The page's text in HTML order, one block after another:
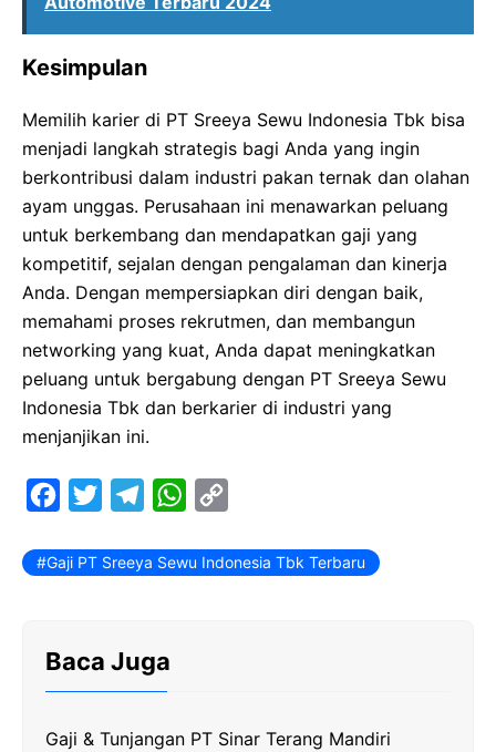
Kesimpulan
Memilih karier di PT Sreeya Sewu Indonesia Tbk bisa
menjadi langkah strategis bagi Anda yang ingin
berkontribusi dalam industri pakan ternak dan olahan
ayam unggas. Perusahaan ini menawarkan peluang
untuk berkembang dan mendapatkan gaji yang
kompetitif, sejalan dengan pengalaman dan kinerja
Anda. Dengan mempersiapkan diri dengan baik,
memahami proses rekrutmen, dan membangun
networking yang kuat, Anda dapat meningkatkan
peluang untuk bergabung dengan PT Sreeya Sewu
Indonesia Tbk dan berkarier di industri yang
menjanjikan ini.
c
o
o
i
e
r
l
r
a
W
a
p
p
k
Gaji PT Sreeya Sewu Indonesia Tbk Terbaru
Baca Juga
Gaji & Tunjangan PT Sinar Terang Mandiri